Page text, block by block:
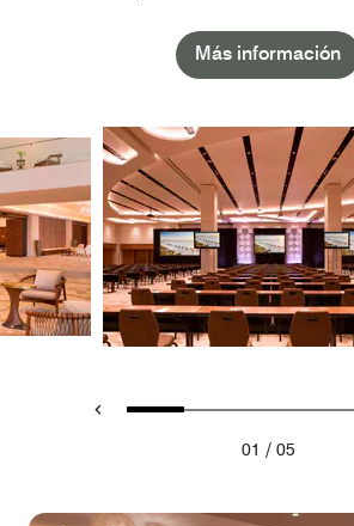
Más información
01 / 05